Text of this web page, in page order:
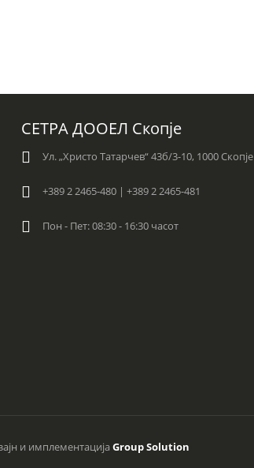
СЕТРА ДООЕЛ Скопје
Ул. „Христо Татарчев“ 43б/3-10, 1000 Скопје
+389 2 2465-480 | +389 2 2465-481
Пон - Пет: 08:30 - 16:30 часот
и имплементација Group Solution